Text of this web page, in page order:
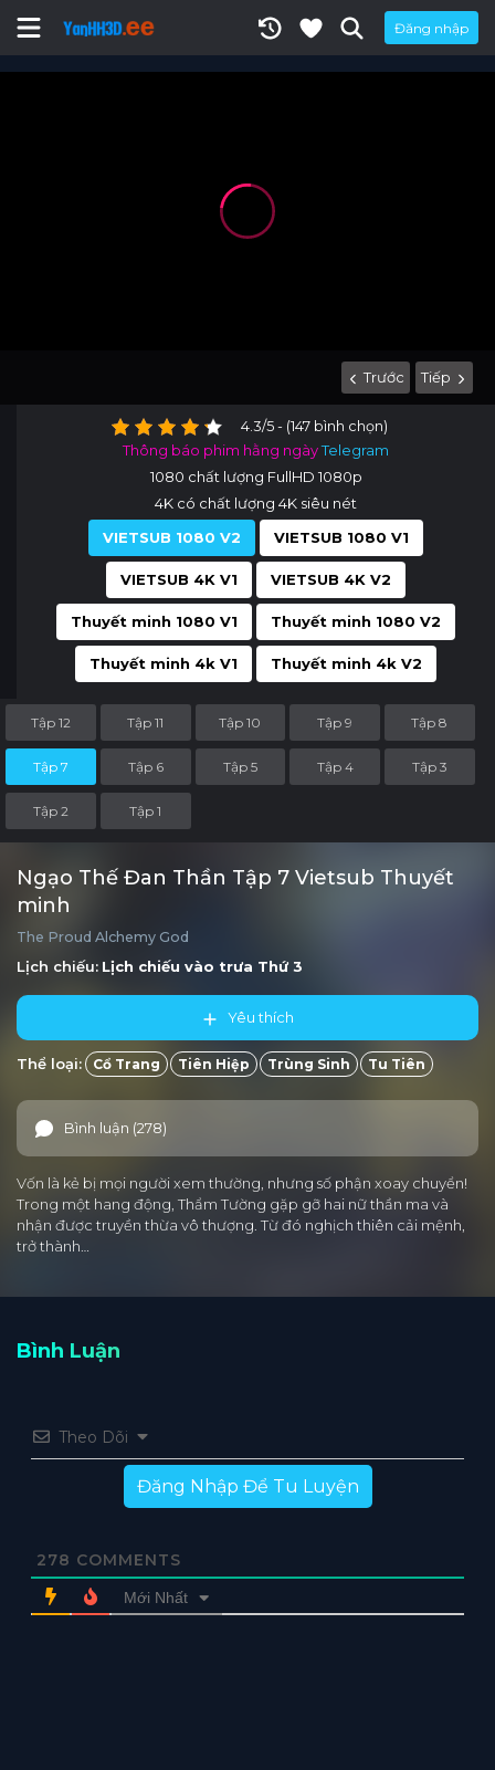
Đăng nhập
Trước Tiếp
4.3/5 - (147 bình chọn)
Thông báo phim hằng ngàyTelegram
1080 chất lượng FullHD 1080p
4K có chất lượng 4K siêu nét
VIETSUB 1080 V2
VIETSUB 1080 V1
VIETSUB 4K V1 VIETSUB 4K V2
Thuyết minh 1080 V1 Thuyết minh 1080 V2
Thuyết minh 4k V1 Thuyết minh 4k V2
Tập 12 Tập 11 Tập 10 Tập 9 Tập 8
Tập 7 Tập 6 Tập 5 Tập 4 Tập 3
Tập 2 Tập 1
Ngạo Thế Đan Thần Tập 7 Vietsub Thuyết
minh
The Proud Alchemy God
Lịch chiếu: Lịch chiếu vào trưa Thứ 3
Yêu thích
Thể loại: Cổ Trang Tiên Hiệp Trùng Sinh Tu Tiên
Bình luận (278)
Vốn là kẻ bị mọi người xem thường, nhưng số phận xoay chuyển!
Trong một hang động, Thẩm Tường gặp gỡ hai nữ thần ma và
nhận được truyền thừa vô thượng. Từ đó nghịch thiên cải mệnh,
trở thành…
Bình Luận
Theo Dõi
Đăng Nhập Để Tu Luyện
278 COMMENTS
Mới Nhất